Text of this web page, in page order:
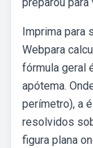
Imprima para
Webpara
fórmula geral
apótema.
perímetro), a
resolvidos
figura plana